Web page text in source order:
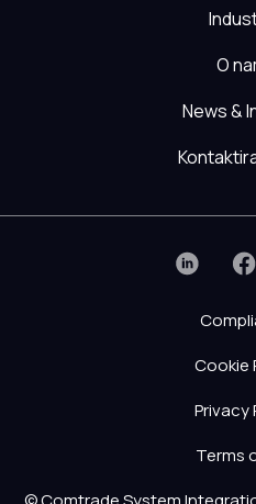
O
News &
Terms
Privacy
Cookie